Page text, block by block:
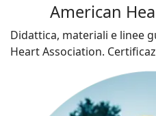
American
Didattica, materiali e linee
Heart Association.